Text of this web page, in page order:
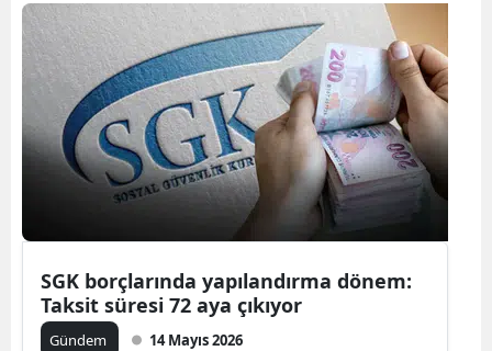
SGK borçlarında yapılandırma dönem:
Taksit süresi 72 aya çıkıyor
Gündem 14 Mayıs 2026